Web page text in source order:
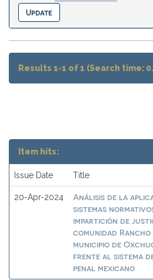
Results 1-1 of 1 (Search time:
Item hits:
Issue Date Title
20-Apr-2024
Análisis de la
sistemas
impartición de
comunidad
municipio de
frente al sistema
penal mexicano